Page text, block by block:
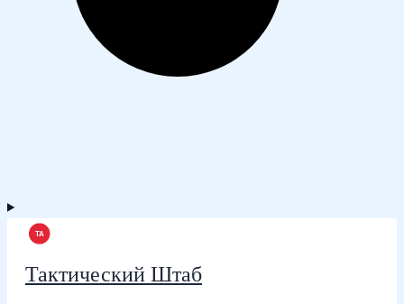
Тактический Штаб